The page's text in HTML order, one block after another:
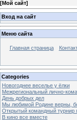
[Мой сайт]
Вход на сайт
Меню сайта
Главная страница
Categories
Новогоднее веселье у ёлки
Межрегиональный лично-
День добрых дел
Мы любимой Родине верны,
Открытый командный
В кино все вместе